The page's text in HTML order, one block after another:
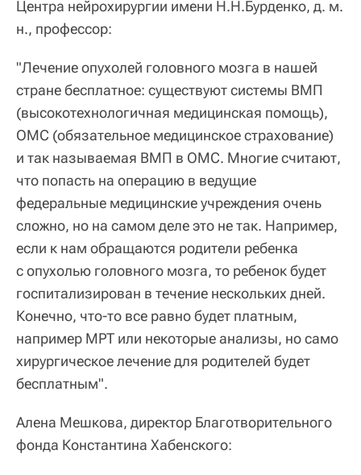
Центра нейрохирургии имени Н.Н.Бурденко, д. м.
н., профессор:
"Лечение опухолей головного мозга в нашей
стране бесплатное: существуют системы ВМП
(высокотехнологичная медицинская помощь),
ОМС (обязательное медицинское страхование)
и так называемая ВМП в ОМС. Многие считают,
что попасть на операцию в ведущие
федеральные медицинские учреждения очень
сложно, но на самом деле это не так. Например,
если к нам обращаются родители ребенка
с опухолью головного мозга, то ребенок будет
госпитализирован в течение нескольких дней.
Конечно, что-то все равно будет платным,
например МРТ или некоторые анализы, но само
хирургическое лечение для родителей будет
бесплатным".
Алена Мешкова, директор Благотворительного
фонда Константина Хабенского: